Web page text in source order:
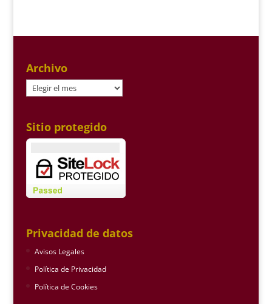
Archivo
Archivo
Sitio protegido
Privacidad de datos
Avisos Legales
Política de Privacidad
Política de Cookies